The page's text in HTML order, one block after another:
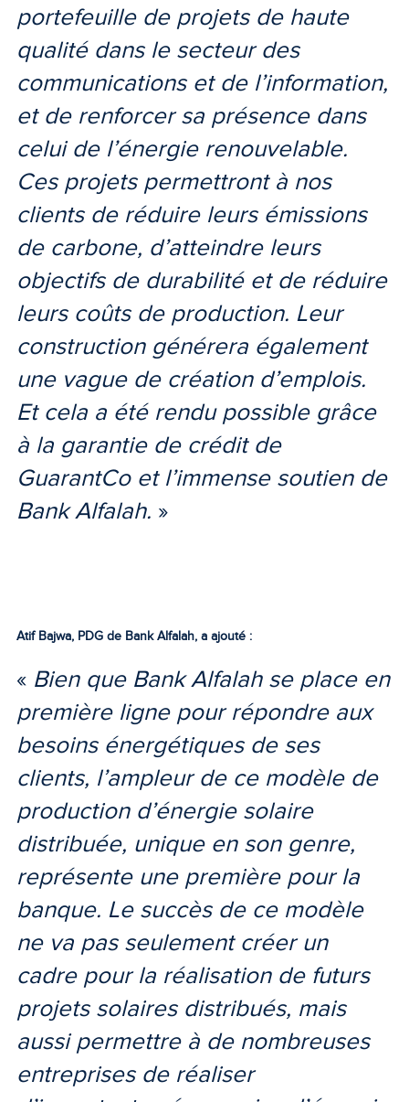
portefeuille de projets de haute
qualité dans le secteur des
communications et de l’information,
et de renforcer sa présence dans
celui de l’énergie renouvelable.
Ces projets permettront à nos
clients de réduire leurs émissions
de carbone, d’atteindre leurs
objectifs de durabilité et de réduire
leurs coûts de production. Leur
construction générera également
une vague de création d’emplois.
Et cela a été rendu possible grâce
à la garantie de crédit de
GuarantCo et l’immense soutien de
Bank Alfalah. »
Atif Bajwa, PDG de Bank Alfalah, a ajouté :
« Bien que Bank Alfalah se place en
première ligne pour répondre aux
besoins énergétiques de ses
clients, l’ampleur de ce modèle de
production d’énergie solaire
distribuée, unique en son genre,
représente une première pour la
banque. Le succès de ce modèle
ne va pas seulement créer un
cadre pour la réalisation de futurs
projets solaires distribués, mais
aussi permettre à de nombreuses
entreprises de réaliser